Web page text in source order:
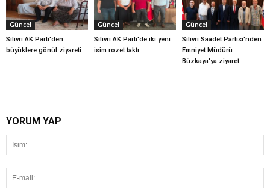
Güncel
Silivri AK Parti'den
büyüklere gönül ziyareti
Güncel
Silivri AK Parti'de iki yeni
isim rozet taktı
Güncel
Silivri Saadet Partisi'nden
Emniyet Müdürü
Büzkaya'ya ziyaret
YORUM YAP